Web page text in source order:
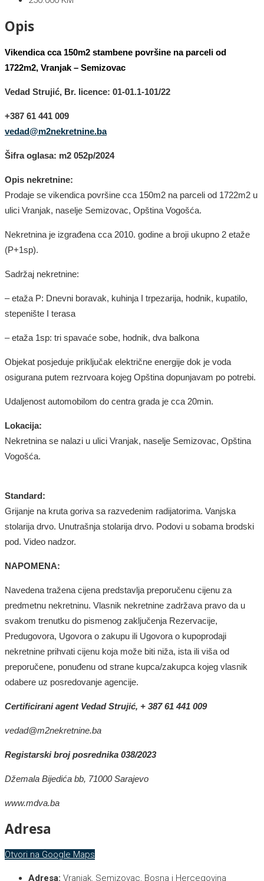
Opis
Vikendica cca 150m2 stambene površine na parceli od
1722m2, Vranjak – Semizovac
Vedad Strujić, Br. licence: 01-01.1-101/22
+387 61 441 009
vedad@m2nekretnine.ba
Šifra oglasa: m2 052p/2024
Opis nekretnine:
Prodaje se vikendica površine cca 150m2 na parceli od 1722m2 u
ulici Vranjak, naselje Semizovac, Opština Vogošća.
Nekretnina je izgrađena cca 2010. godine a broji ukupno 2 etaže
(P+1sp).
Sadržaj nekretnine:
–etaža P: Dnevni boravak, kuhinja I trpezarija, hodnik, kupatilo,
stepenište I terasa
–etaža 1sp: tri spavaće sobe, hodnik, dva balkona
Objekat posjeduje priključak električne energije dok je voda
osigurana putem rezrvoara kojeg Opština dopunjavam po potrebi.
Udaljenost automobilom do centra grada je cca 20min.
Lokacija:
Nekretnina se nalazi u ulici Vranjak, naselje Semizovac, Opština
Vogošća.
Standard:
Grijanje na kruta goriva sa razvedenim radijatorima. Vanjska
stolarija drvo. Unutrašnja stolarija drvo. Podovi u sobama brodski
pod. Video nadzor.
NAPOMENA:
Navedena tražena cijena predstavlja preporučenu cijenu za
predmetnu nekretninu. Vlasnik nekretnine zadržava pravo da u
svakom trenutku do pismenog zaključenja Rezervacije,
Predugovora, Ugovora o zakupu ili Ugovora o kupoprodaji
nekretnine prihvati cijenu koja može biti niža, ista ili viša od
preporučene, ponuđenu od strane kupca/zakupca kojeg vlasnik
odabere uz posredovanje agencije.
Certificirani agent Vedad Strujić, + 387 61 441 009
vedad@m2nekretnine.ba
Registarski broj posrednika 038/2023
Džemala Bijedića bb, 71000 Sarajevo
www.mdva.ba
Adresa
Otvori na Google Maps
Adresa: Vranjak, Semizovac, Bosna i Hercegovina